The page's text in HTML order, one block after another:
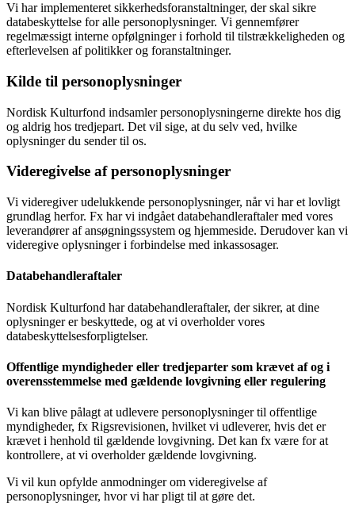
Vi har implementeret sikkerhedsforanstaltninger, der skal sikre
databeskyttelse for alle personoplysninger. Vi gennemfører
regelmæssigt interne opfølgninger i forhold til tilstrækkeligheden og
efterlevelsen af politikker og foranstaltninger.
Kilde til personoplysninger
Nordisk Kulturfond indsamler personoplysningerne direkte hos dig
og aldrig hos tredjepart. Det vil sige, at du selv ved, hvilke
oplysninger du sender til os.
Videregivelse af personoplysninger
Vi videregiver udelukkende personoplysninger, når vi har et lovligt
grundlag herfor. Fx har vi indgået databehandleraftaler med vores
leverandører af ansøgningssystem og hjemmeside. Derudover kan vi
videregive oplysninger i forbindelse med inkassosager.
Databehandleraftaler
Nordisk Kulturfond har databehandleraftaler, der sikrer, at dine
oplysninger er beskyttede, og at vi overholder vores
databeskyttelsesforpligtelser.
Offentlige myndigheder eller tredjeparter som krævet af og i
overensstemmelse med gældende lovgivning eller regulering
Vi kan blive pålagt at udlevere personoplysninger til offentlige
myndigheder, fx Rigsrevisionen, hvilket vi udleverer, hvis det er
krævet i henhold til gældende lovgivning. Det kan fx være for at
kontrollere, at vi overholder gældende lovgivning.
Vi vil kun opfylde anmodninger om videregivelse af
personoplysninger, hvor vi har pligt til at gøre det.